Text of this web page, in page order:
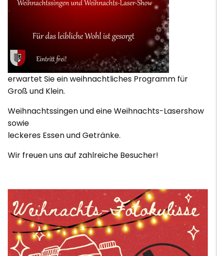
erwartet Sie ein weihnachtliches Programm für
Groß und Klein.
Weihnachtssingen und eine Weihnachts-Lasershow
sowie
leckeres Essen und Getränke.
Wir freuen uns auf zahlreiche Besucher!